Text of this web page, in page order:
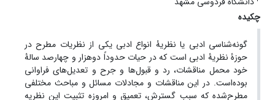
چکیده
گونه‌شناسی ادبی یا نظریۀ انواع ادبی یکی از نظریات مطرح در
حوزۀ نظریۀ ادبی است که در حیات حدوداً دوهزار و چهارصد سالۀ
خود محمل مناقشات، رد و قبول‌ها و جرح و تعدیل‌های فراوانی
بوده‌است. در این مناقشات و مجادلات مسائل و مباحث مختلفی
مطرح‌شده که سبب گسترش، تعمیق و امروزه تثبیت این نظریه